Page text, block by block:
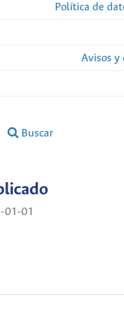
Política de
Avisos y
Buscar
01-01